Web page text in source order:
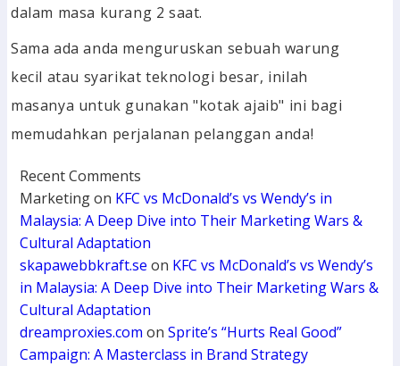
dalam masa kurang 2 saat.
Sama ada anda menguruskan sebuah warung
kecil atau syarikat teknologi besar, inilah
masanya untuk gunakan "kotak ajaib" ini bagi
memudahkan perjalanan pelanggan anda!
Recent Comments
Marketingon KFC vs McDonald’s vs Wendy’s in
Malaysia: A Deep Dive into Their Marketing Wars &
Cultural Adaptation
skapawebbkraft.se on KFC vs McDonald’s vs Wendy’s
in Malaysia: A Deep Dive into Their Marketing Wars &
Cultural Adaptation
dreamproxies.com on Sprite’s “Hurts Real Good”
Campaign: A Masterclass in Brand Strategy